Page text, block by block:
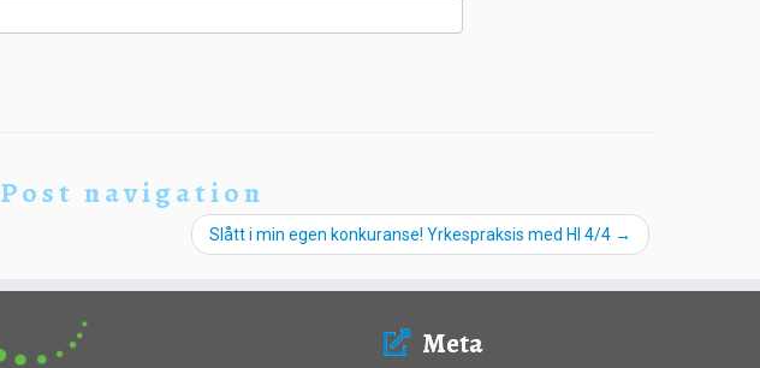
Post navigation
Slått i min egen konkuranse! Yrkespraksis med HI 4/4 →
Meta